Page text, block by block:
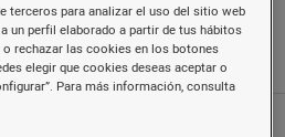
terceros para analizar el uso del sitio web
un perfil elaborado a partir de tus hábitos
o rechazar las cookies en los botones
elegir que cookies deseas aceptar o
Para más información, consulta